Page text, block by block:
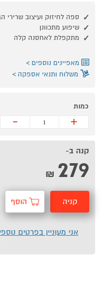
ספה לחיזוק ועיצוב שרירי
שיפוע מתכוונן
מתקפלת לאחסנה קלה
מאפיינים נוספים
משלוח ותנאי אספקה
כמות
+
-
קנה ב-
279
₪
קניה הוסף
אני מעוניין בפרטים